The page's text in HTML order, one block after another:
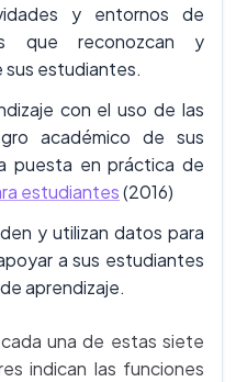
y entornos de
que reconozcan y
sus estudiantes.
con el uso de las
académico de sus
puesta en práctica de
estudiantes(2016)
y utilizan datos para
a sus estudiantes
aprendizaje.
una de estas siete
indican las funciones